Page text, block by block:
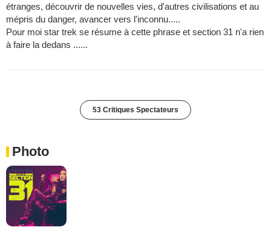
étranges, découvrir de nouvelles vies, d'autres civilisations et au
mépris du danger, avancer vers l'inconnu.....
Pour moi star trek se résume à cette phrase et section 31 n'a rien
à faire la dedans ......
53 Critiques Spectateurs
Photo